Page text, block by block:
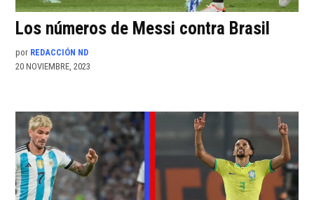
Los números de Messi contra Brasil
por REDACCIÓN ND
20 NOVIEMBRE, 2023